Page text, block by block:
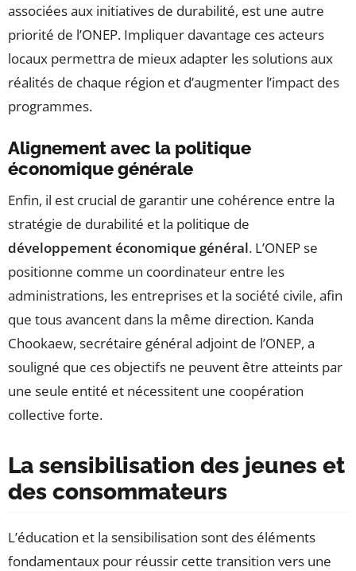
associées aux initiatives de durabilité, est une autre
priorité de l’ONEP. Impliquer davantage ces acteurs
locaux permettra de mieux adapter les solutions aux
réalités de chaque région et d’augmenter l’impact des
programmes.
Alignement avec la politique
économique générale
Enfin, il est crucial de garantir une cohérence entre la
stratégie de durabilité et la politique de
développement économique général. L’ONEP se
positionne comme un coordinateur entre les
administrations, les entreprises et la société civile, afin
que tous avancent dans la même direction. Kanda
Chookaew, secrétaire général adjoint de l’ONEP, a
souligné que ces objectifs ne peuvent être atteints par
une seule entité et nécessitent une coopération
collective forte.
La sensibilisation des jeunes et
des consommateurs
L’éducation et la sensibilisation sont des éléments
fondamentaux pour réussir cette transition vers une